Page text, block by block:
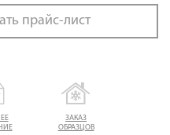
ЗАКАЗ
ОБРАЗЦОВ
прайс-лист